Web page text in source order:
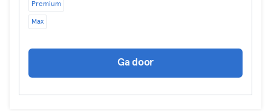
Premium
Max
Ga door